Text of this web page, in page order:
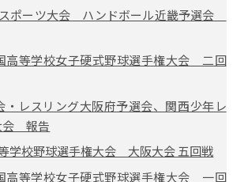
ポーツ大会 ハンドボール近畿予選会
等学校女子硬式野球選手権大会 二回
・レスリング大阪府予選会、関西少年レ
会 報告
学校野球選手権大会 大阪大会 五回戦
等学校女子硬式野球選手権大会 一回